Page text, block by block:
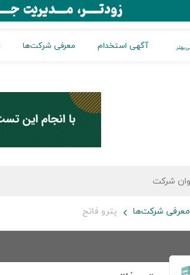
آگهی استخدام معرفی شرکت‌ها
معرفی شرکت‌ها پترو فاتح